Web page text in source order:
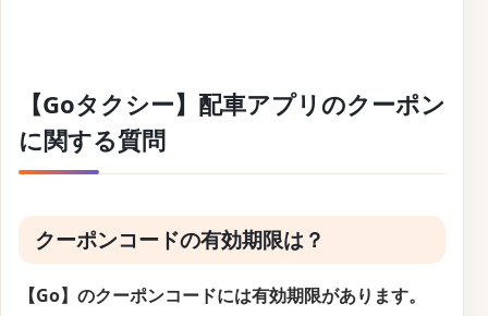
【Goタクシー】配車アプリのクーポン
に関する質問
クーポンコードの有効期限は？
【Go】のクーポンコードには有効期限があります。